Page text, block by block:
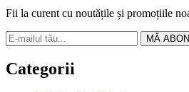
Fii la curent cu noutățile și promoțiile
MĂ
Categorii